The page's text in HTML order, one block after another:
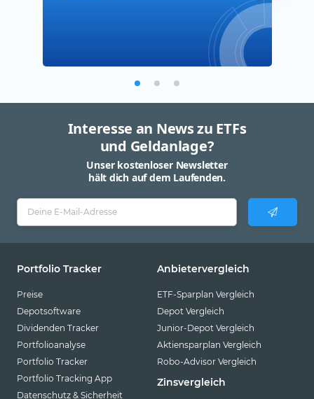
Interesse an News zu ETFs
und Geldanlage?
Unser kostenloser Newsletter
hält dich auf dem Laufenden.
Portfolio Tracker
Preise
Depotsoftware
Dividenden Tracker
Portfolioanalyse
Portfolio Tracker
Portfolio Tracking App
Datenschutz & Sicherheit
Anbietervergleich
ETF-Sparplan Vergleich
Depot Vergleich
Junior-Depot Vergleich
Aktiensparplan Vergleich
Robo-Advisor Vergleich
Zinsvergleich